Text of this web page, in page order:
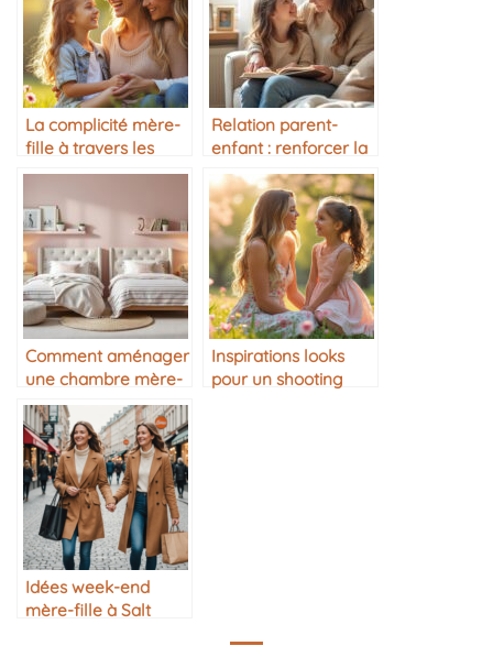
La complicité mère-
fille à travers les
années
Relation parent-
enfant : renforcer la
complicité au
quotidien
Comment aménager
une chambre mère-
fille harmonieuse
Inspirations looks
pour un shooting
Idées week-end
mère-fille à Salt